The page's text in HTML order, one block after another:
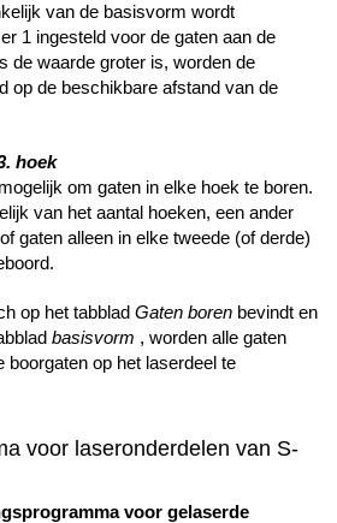
van de basisvorm wordt
1 ingesteld voor de gaten aan de
de waarde groter is, worden de
op de beschikbare afstand van de
hoek
om gaten in elke hoek te boren.
van het aantal hoeken, een ander
gaten alleen in elke tweede (of derde)
op het tabblad Gaten boren bevindt en
basisvorm , worden alle gaten
boorgaten op het laserdeel te
voor laseronderdelen van S-
voor gelaserde